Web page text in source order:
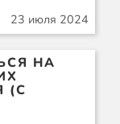
23 июля 2024
НА
(С